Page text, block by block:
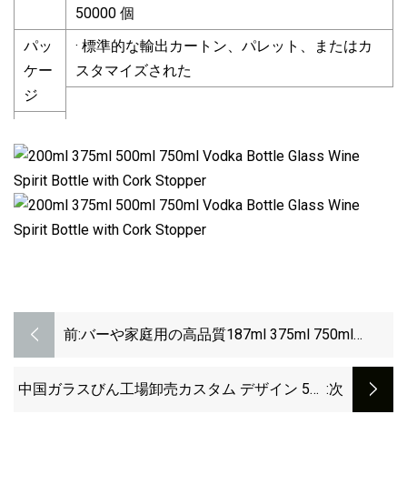
50000 個
パッ
ケー
ジ
· 標準的な輸出カートン、パレット、またはカ
スタマイズされた
前:バーや家庭用の高品質187ml 375ml 750ml
中国ガラスびん工場卸売カスタム デザイン 500 :次